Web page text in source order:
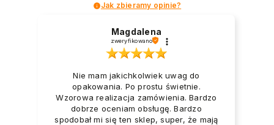
Jak zbieramy opinie?
Magdalena
zweryfikowano
Nie mam jakichkolwiek uwag do
opakowania. Po prostu świetnie.
Wzorowa realizacja zamówienia. Bardzo
dobrze oceniam obsługę. Bardzo
spodobał mi się ten sklep, super, że mają